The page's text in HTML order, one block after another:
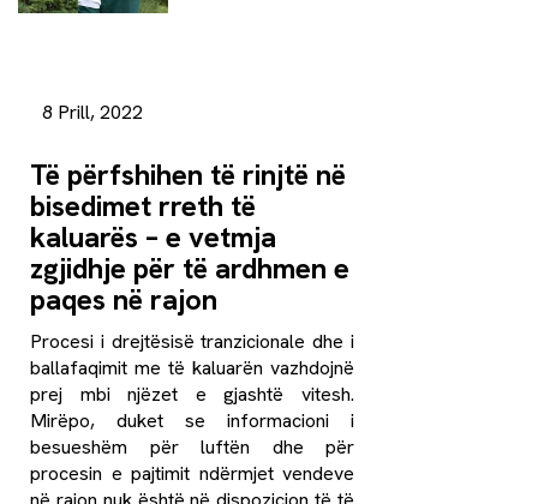
8 Prill, 2022
Të përfshihen të rinjtë në
bisedimet rreth të
kaluarës – e vetmja
zgjidhje për të ardhmen e
paqes në rajon
Procesi i drejtësisë tranzicionale dhe i
ballafaqimit me të kaluarën vazhdojnë
prej mbi njëzet e gjashtë vitesh.
Mirëpo, duket se informacioni i
besueshëm për luftën dhe për
procesin e pajtimit ndërmjet vendeve